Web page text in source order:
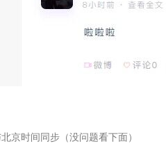
京时间同步（没问题看下面）